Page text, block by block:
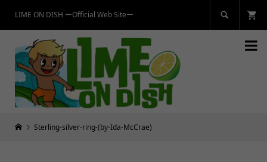
LIME ON DISH ーOfficial Web Siteー 

Sterling-silver-ring-(by-Ida-McCrae)